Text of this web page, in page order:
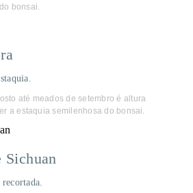
bonsai.
até meados de setembro é altura
a estaquia semilenhosa do bonsai.
Sichuan